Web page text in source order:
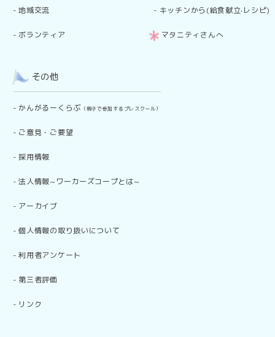
-地域交流
- ボランティア
- キッチンから(給食献立·レシピ)
マタニティさんへ
その他
- かんがるーくらぶ （親子で参加するプレスクール）
- ご意見・ご要望
-採用情報
-法人情報~ワーカーズコープとは~
- アーカイブ
-個人情報の取り扱いについて
-利用者アンケート
- 第三者評価
- リンク